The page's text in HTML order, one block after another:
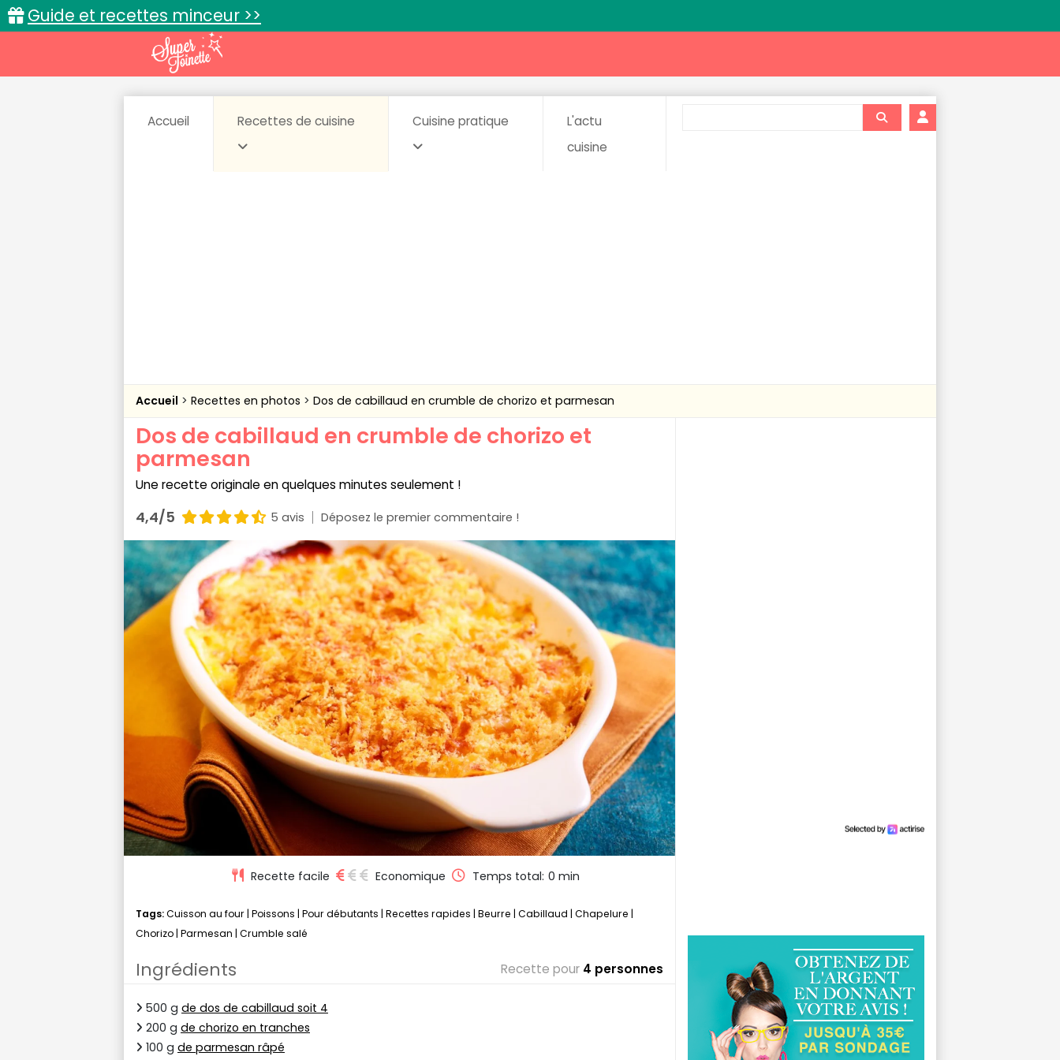
Guide et recettes minceur >>
Accueil Recettes de cuisine Cuisine pratique
L'actu
cuisine
Accueil Recettes en photos Dos de cabillaud en crumble de chorizo et parmesan
Dos de cabillaud en crumble de chorizo et
parmesan
Une recette originale en quelques minutes seulement !
4,4/5 5 avis Déposez le premier commentaire !
Recette facile Economique Temps total: 0 min
Tags:Cuisson au four | Poissons | Pour débutants | Recettes rapides | Beurre | Cabillaud | Chapelure |
Chorizo | Parmesan | Crumble salé
Ingrédients Recette pour 4 personnes
500 g de dos de cabillaud soit 4
200 g de chorizo en tranches
100 g de parmesan râpé